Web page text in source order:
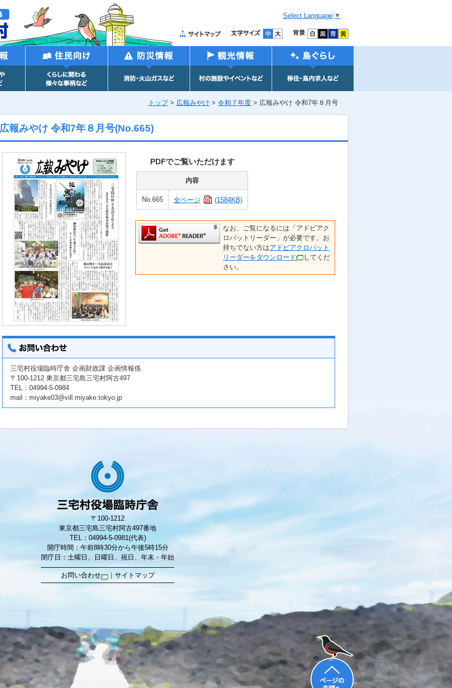
Select Language ▼
トップ> 広報みやけ > 令和７年度 > 広報みやけ 令和7年８月号
広報みやけ 令和7年８月号(No.665)
PDFでご覧いただけます
内容
No.665 全ページ (1584KB)
なお、ご覧になるには「アドビアク
ロバットリーダー」が必要です。お
持ちでない方はアドビアクロバット
リーダーをダウンロード
してくだ
さい。
三宅村役場臨時庁舎 企画財政課 企画情報係
〒100-1212 東京都三宅島三宅村阿古497
TEL： 04994-5-0984
mail： miyake03@vill.miyake.tokyo.jp
〒100-1212
東京都三宅島三宅村阿古497番地
TEL：04994-5-0981(代表)
開庁時間：午前8時30分から午後5時15分
閉庁日：土曜日、日曜日、祝日、年末・年始
お問い合わせ ｜ サイトマップ